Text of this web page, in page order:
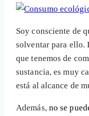
Soy consciente de
solventar para ello.
que tenemos de
sustancia, es muy
está al alcance de
Además, no se